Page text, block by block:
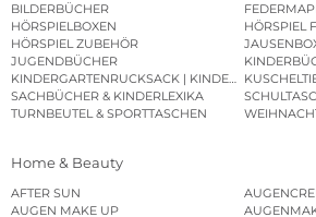
BILDERBÜCHER
HÖRSPIELBOXEN
HÖRSPIEL
HÖRSPIEL ZUBEHÖR
JUGENDBÜCHER
KINDERGARTENRUCKSACK |
SACHBÜCHER & KINDERLEXIKA
TURNBEUTEL & SPORTTASCHEN
Home & Beauty
AFTER SUN
AUGEN MAKE UP